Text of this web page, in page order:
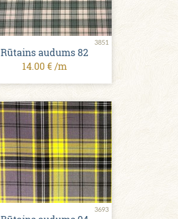
3851
Rūtains audums 82
14.00 € /m
3693